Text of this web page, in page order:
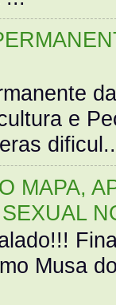
e
MAPA,
Musa